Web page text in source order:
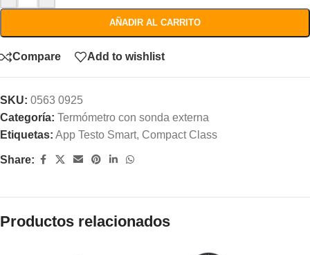
AÑADIR AL CARRITO
Compare Add to wishlist
SKU: 0563 0925
Categoría: Termómetro con sonda externa
Etiquetas: App Testo Smart, Compact Class
Share:
Productos relacionados